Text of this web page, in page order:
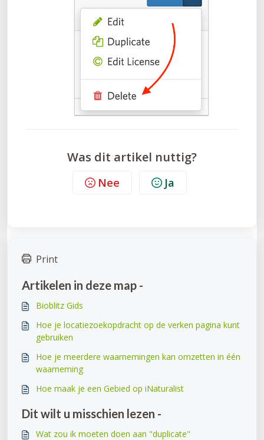
Was dit artikel nuttig?
Nee Ja
Print
Artikelen in deze map -
Bioblitz Gids
Hoe je locatiezoekopdracht op de verken pagina kunt
gebruiken
Hoe je meerdere waarnemingen kan omzetten in één
waarneming
Hoe maak je een Gebied op iNaturalist
Dit wilt u misschien lezen -
Wat zou ik moeten doen aan "duplicate"